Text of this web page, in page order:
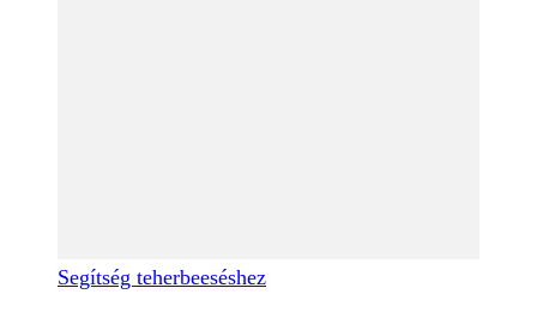
Segítség teherbeeséshez